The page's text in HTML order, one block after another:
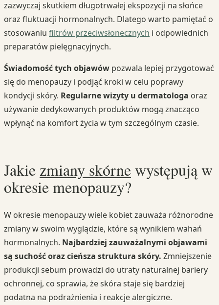
zazwyczaj skutkiem długotrwałej ekspozycji na słońce
oraz fluktuacji hormonalnych. Dlatego warto pamiętać o
stosowaniu filtrów przeciwsłonecznych i odpowiednich
preparatów pielęgnacyjnych.
Świadomość tych objawów pozwala lepiej przygotować
się do menopauzy i podjąć kroki w celu poprawy
kondycji skóry. Regularne wizyty u dermatologa oraz
używanie dedykowanych produktów mogą znacząco
wpłynąć na komfort życia w tym szczególnym czasie.
Jakie zmiany skórnewystępują w
okresie menopauzy?
W okresie menopauzy wiele kobiet zauważa różnorodne
zmiany w swoim wyglądzie, które są wynikiem wahań
hormonalnych. Najbardziej zauważalnymi objawami
są suchość oraz cieńsza struktura skóry. Zmniejszenie
produkcji sebum prowadzi do utraty naturalnej bariery
ochronnej, co sprawia, że skóra staje się bardziej
podatna na podrażnienia i reakcje alergiczne.